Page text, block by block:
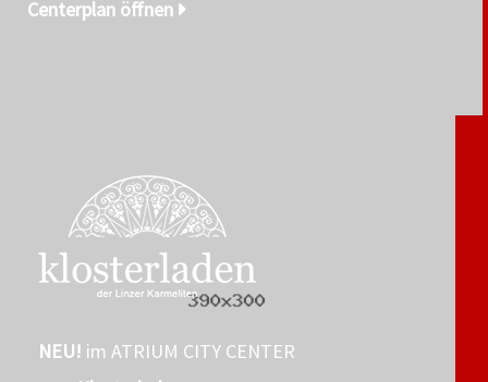
Centerplan öffnen
NEU! im ATRIUM CITY CENTER